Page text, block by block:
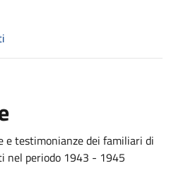
e testimonianze dei familiari di
nel periodo 1943 - 1945